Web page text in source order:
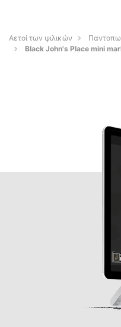
Αετοί των ψιλικών
Black John's Place mini